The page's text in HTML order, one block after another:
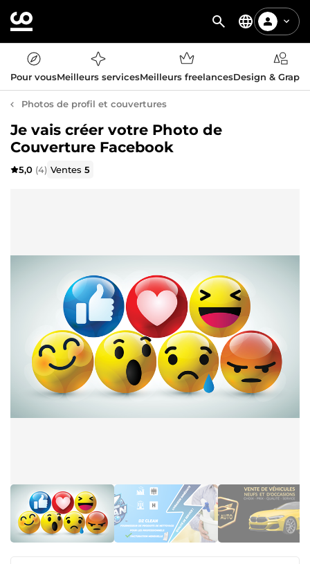
Pour vousMeilleurs servicesMeilleurs freelancesDesign &
Photos de profil et couvertures
Je vais créer votre Photo de
Couverture Facebook
5,0 (4) Ventes5